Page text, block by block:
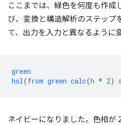
ここまでは、緑色を何度も作成
び、変換と構造解析のステップ
て、出力を入力と異なるように
green
hsl (from green calc(h * 2)
ネイビーになりました。色相が